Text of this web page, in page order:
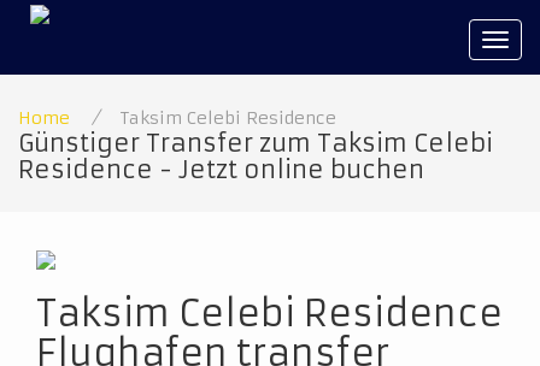
Home / Taksim Celebi Residence
Günstiger Transfer zum Taksim Celebi
Residence - Jetzt online buchen
Taksim Celebi Residence
Flughafen transfer